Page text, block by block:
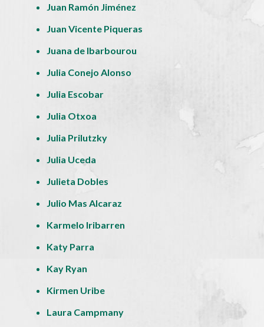
Juan Ramón Jiménez
Juan Vicente Piqueras
Juana de Ibarbourou
Julia Conejo Alonso
Julia Escobar
Julia Otxoa
Julia Prilutzky
Julia Uceda
Julieta Dobles
Julio Mas Alcaraz
Karmelo Iribarren
Katy Parra
Kay Ryan
Kirmen Uribe
Laura Campmany